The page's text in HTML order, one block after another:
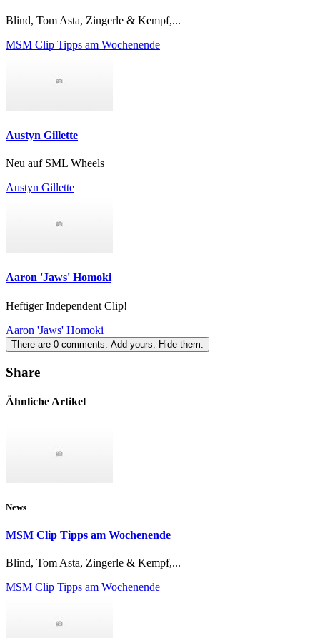
Blind, Tom Asta, Zingerle & Kempf,...
MSM Clip Tipps am Wochenende
Austyn Gillette
Neu auf SML Wheels
Austyn Gillette
Aaron 'Jaws' Homoki
Heftiger Independent Clip!
Aaron 'Jaws' Homoki
There are 0 comments. Add yours. Hide them.
Share
Ähnliche Artikel
News
MSM Clip Tipps am Wochenende
Blind, Tom Asta, Zingerle & Kempf,...
MSM Clip Tipps am Wochenende